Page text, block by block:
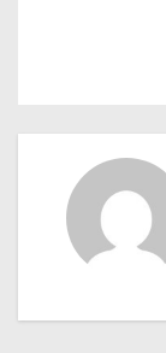
a
a